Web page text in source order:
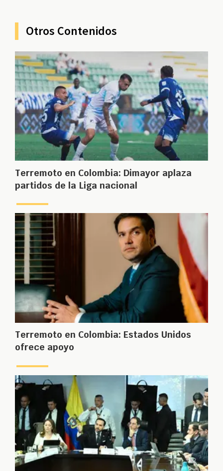
Otros Contenidos
Terremoto en Colombia: Dimayor aplaza
partidos de la Liga nacional
Terremoto en Colombia: Estados Unidos
ofrece apoyo